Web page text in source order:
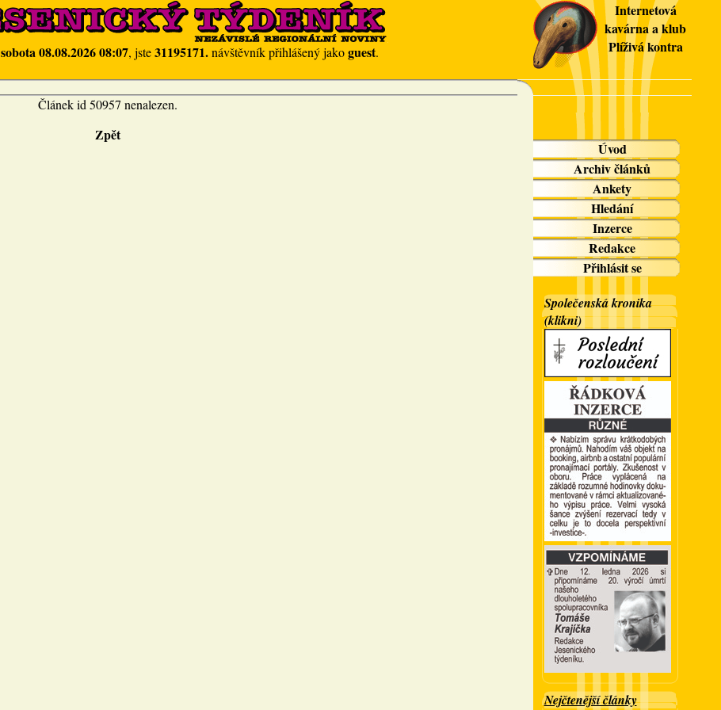
sobota 08.08.2026 08:07, jste31195171.návštěvník přihlášený jakoguest.
Internetová
kavárna a klub
Plíživá kontra
Článek id 50957 nenalezen.
Zpět
Úvod
Archiv článků
Ankety
Hledání
Inzerce
Redakce
Přihlásit se
Společenská kronika
(klikni)
Nejčtenější články